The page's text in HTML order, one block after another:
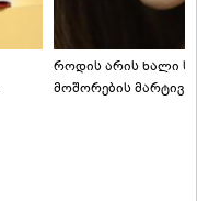
როდის არის ხალი
მოშორების